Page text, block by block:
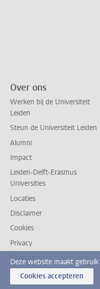
Over ons
Werken bij de Universiteit
Leiden
Steun de Universiteit Leiden
Alumni
Impact
Leiden-Delft-Erasmus
Universities
Locaties
Disclaimer
Cookies
Privacy
Contact
Deze website maakt
Cookies accepteren